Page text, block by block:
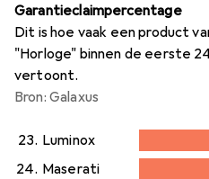
Garantieclaimpercentage
Dit is hoe vaak een product
"Horloge" binnen de eerste
vertoont.
Bron: Galaxus
23. Luminox
24. Maserati